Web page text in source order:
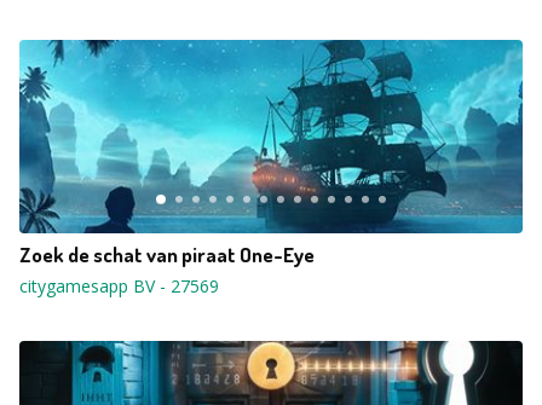
Zoek de schat van piraat One-Eye
citygamesapp BV- 27569